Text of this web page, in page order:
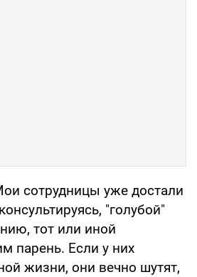
сотрудницы уже достали
"голубой"
тот или иной
парень. Если у них
жизни, они вечно шутят,